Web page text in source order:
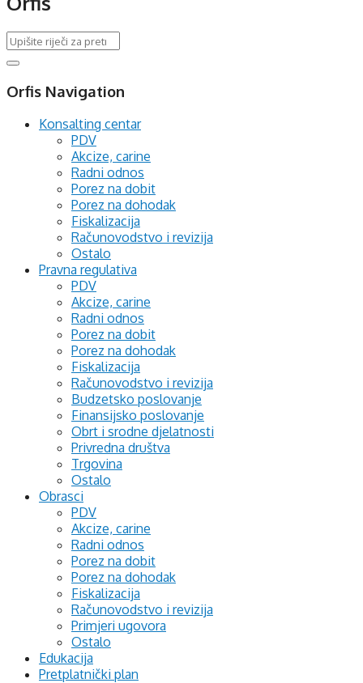
Orfis Navigation
Konsalting centar
PDV
Akcize, carine
Radni odnos
Porez na dobit
Porez na dohodak
Fiskalizacija
Računovodstvo i revizija
Ostalo
Pravna regulativa
PDV
Akcize, carine
Radni odnos
Porez na dobit
Porez na dohodak
Fiskalizacija
Računovodstvo i revizija
Budzetsko poslovanje
Finansijsko poslovanje
Obrt i srodne djelatnosti
Privredna društva
Trgovina
Ostalo
Obrasci
PDV
Akcize, carine
Radni odnos
Porez na dobit
Porez na dohodak
Fiskalizacija
Računovodstvo i revizija
Primjeri ugovora
Ostalo
Edukacija
Pretplatnički plan